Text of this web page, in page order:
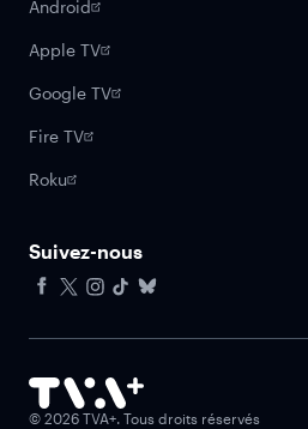
Android
Apple TV
Google TV
Fire TV
Roku
Suivez-nous
© 2026 TVA+. Tous droits réservés